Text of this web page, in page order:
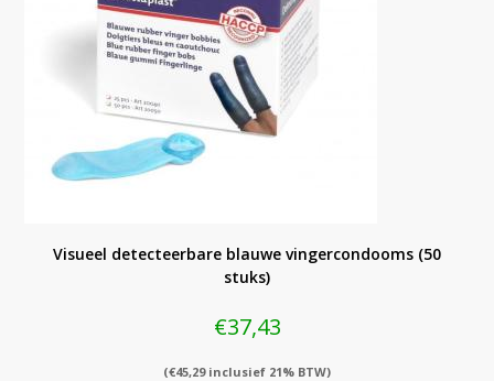
Visueel detecteerbare blauwe vingercondooms (50
stuks)
€37,43
(€45,29inclusief 21% BTW)